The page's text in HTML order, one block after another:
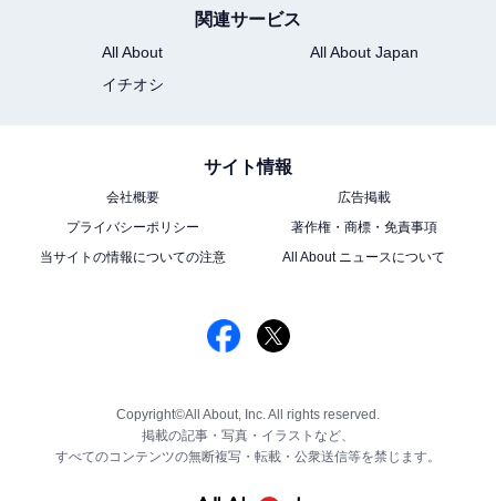
関連サービス
All About
All About Japan
イチオシ
サイト情報
会社概要
広告掲載
プライバシーポリシー
著作権・商標・免責事項
当サイトの情報についての注意
All About ニュースについて
Copyright©All About, Inc. All rights reserved.
掲載の記事・写真・イラストなど、
すべてのコンテンツの無断複写・転載・公衆送信等を禁じます。